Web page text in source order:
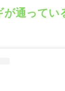
通ってい